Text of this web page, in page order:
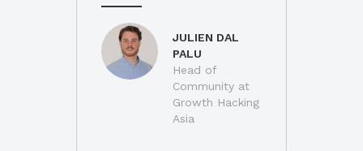
JULIEN DAL
PALU
Head of
Community at
Growth Hacking
Asia